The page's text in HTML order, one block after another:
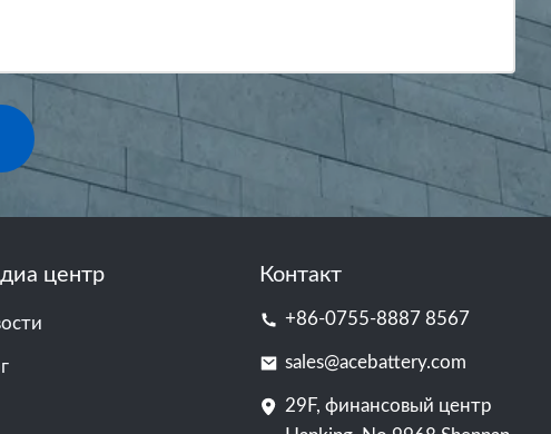
центр Контакт
+86-0755-8887 8567
sales@acebattery.com
29F, финансовый центр